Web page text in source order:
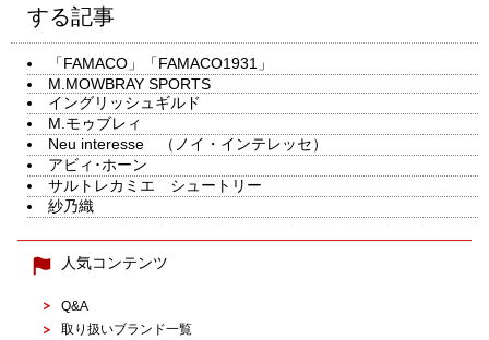
する記事
「FAMACO」「FAMACO1931」
M.MOWBRAY SPORTS
イングリッシュギルド
M.モゥブレィ
Neu interesse （ノイ・インテレッセ）
アビィ･ホーン
サルトレカミエ シュートリー
紗乃織
人気コンテンツ
Q&A
取り扱いブランド一覧